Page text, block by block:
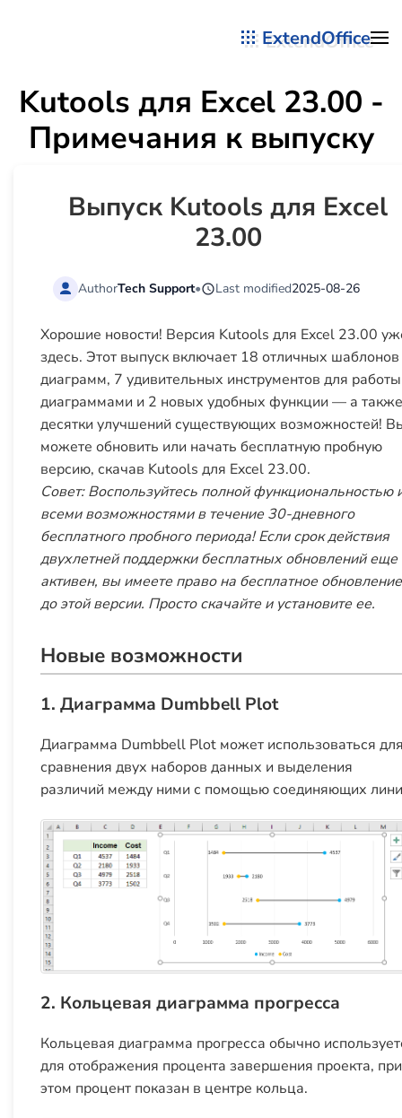
ExtendOffice
Kutools для Excel 23.00 -
Примечания к выпуску
Выпуск Kutools для Excel
23.00
AuthorTech Support• Last modified2025-08-26
Хорошие новости! Версия Kutools для Excel 23.00
здесь. Этот выпуск включает 18 отличных шаблонов
диаграмм, 7 удивительных инструментов для
диаграммами и 2 новых удобных функции — а также
десятки улучшений существующих возможностей!
можете обновить или начать бесплатную пробную
версию, скачав Kutools для Excel 23.00.
Совет: Воспользуйтесь полной функциональностью
всеми возможностями в течение 30-дневного
бесплатного пробного периода! Если срок действия
двухлетней поддержки бесплатных обновлений еще
активен, вы имеете право на бесплатное обновление
до этой версии. Просто скачайте и установите ее.
Новые возможности
1. Диаграмма Dumbbell Plot
Диаграмма Dumbbell Plot может использоваться
сравнения двух наборов данных и выделения
различий между ними с помощью соединяющих
2. Кольцевая диаграмма прогресса
Кольцевая диаграмма прогресса обычно
для отображения процента завершения проекта, при
этом процент показан в центре кольца.